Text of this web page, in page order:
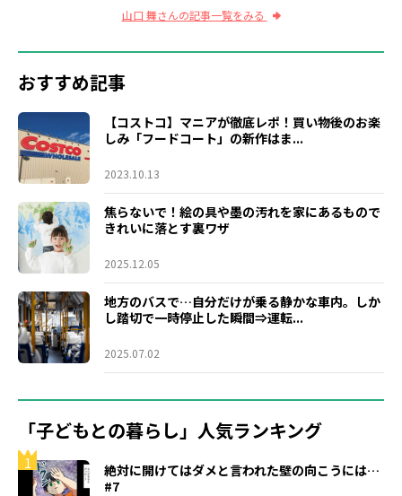
山口 舞さんの記事一覧をみる
おすすめ記事
【コストコ】マニアが徹底レポ！買い物後のお楽
しみ「フードコート」の新作はま...
2023.10.13
焦らないで！絵の具や墨の汚れを家にあるもので
きれいに落とす裏ワザ
2025.12.05
地方のバスで…自分だけが乗る静かな車内。しか
し踏切で一時停止した瞬間⇒運転...
2025.07.02
「子どもとの暮らし」人気ランキング
1
絶対に開けてはダメと言われた壁の向こうには…
#7